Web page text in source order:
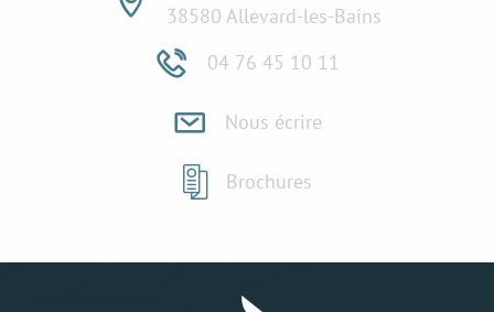
38580 Allevard-les-Bains
04 76 45 10 11
Nous écrire
Brochures